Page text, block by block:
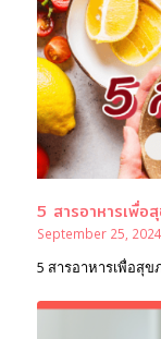
5 สารอาหารเพื่อ
September 25, 2024
5 สารอาหารเพื่อสุ